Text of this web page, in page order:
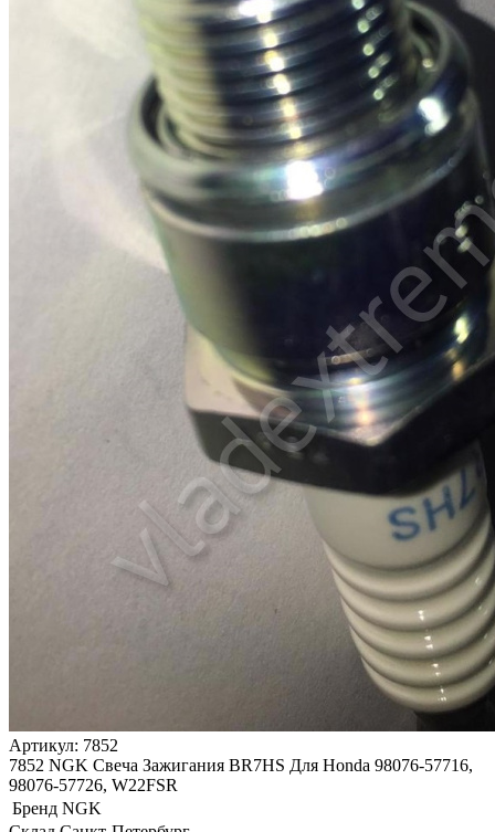
Артикул: 7852
7852 NGK Свеча Зажигания BR7HS Для Honda 98076-57716,
98076-57726, W22FSR
Бренд NGK